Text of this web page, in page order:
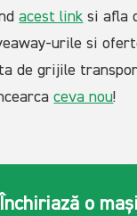
acest link si afla
urile si
de grijile
ceva nou!
Închiriază o